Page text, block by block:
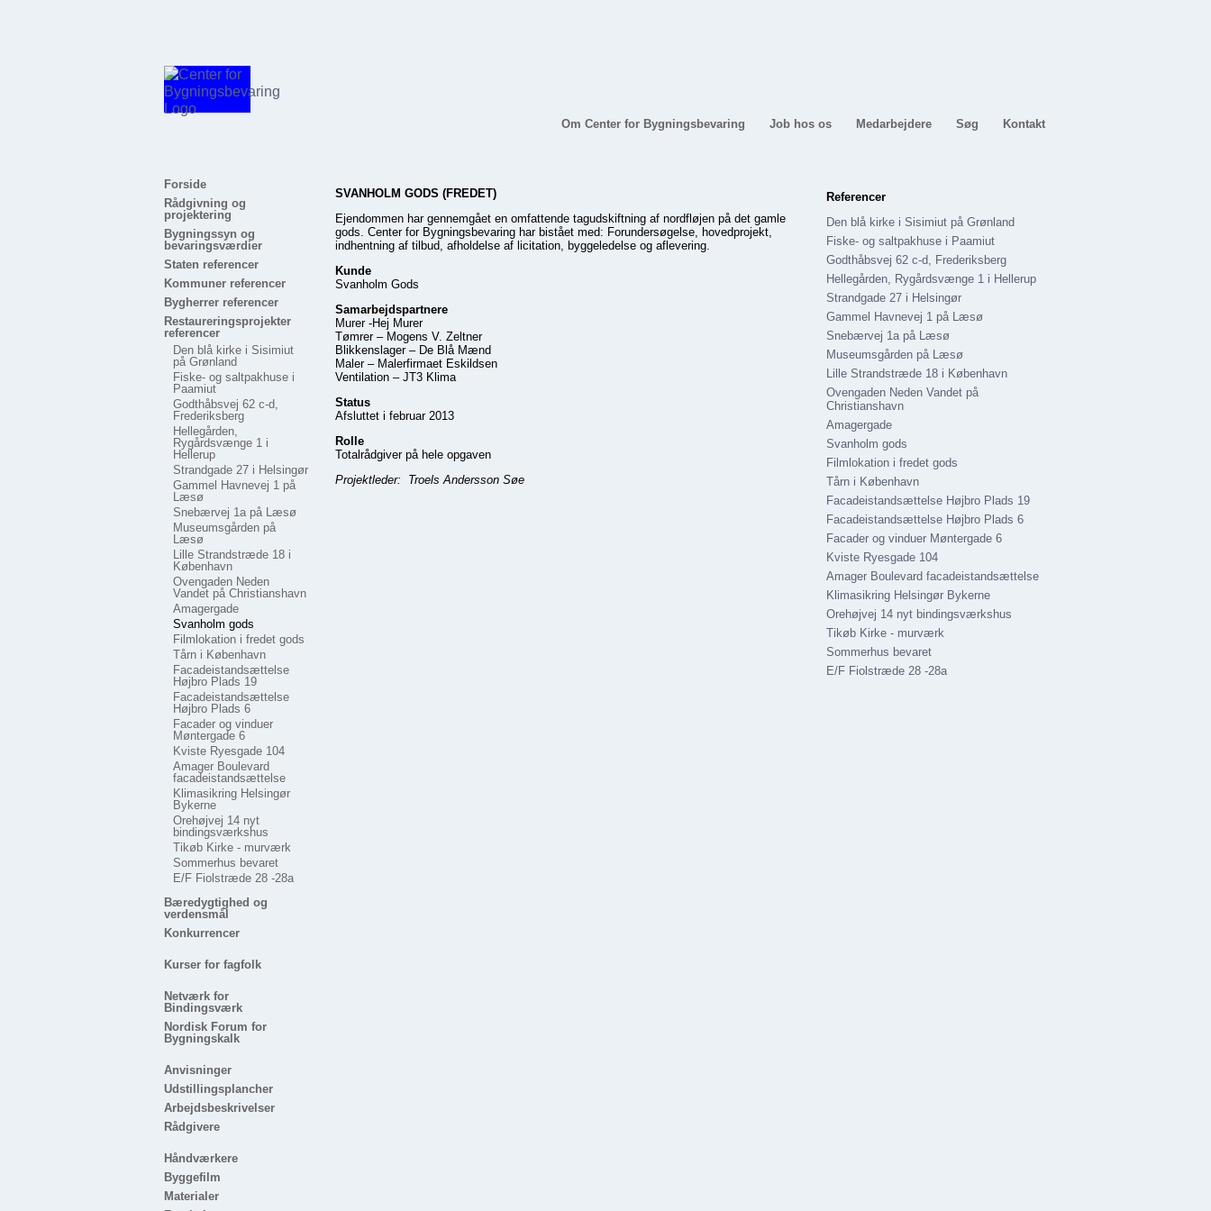
Om Center for Bygningsbevaring Job hos os Medarbejdere Søg Kontakt
SVANHOLM GODS (FREDET)
Ejendommen har gennemgået en omfattende tagudskiftning af nordfløjen på det gamle
gods. Center for Bygningsbevaring har bistået med: Forundersøgelse, hovedprojekt,
indhentning af tilbud, afholdelse af licitation, byggeledelse og aflevering.
Kunde
Svanholm Gods
Samarbejdspartnere
Murer -Hej Murer
Tømrer – Mogens V. Zeltner
Blikkenslager – De Blå Mænd
Maler – Malerfirmaet Eskildsen
Ventilation – JT3 Klima
Status
Afsluttet i februar 2013
Rolle
Totalrådgiver på hele opgaven
Projektleder: Troels Andersson Søe
Referencer
Den blå kirke i Sisimiut på Grønland
Fiske- og saltpakhuse i Paamiut
Godthåbsvej 62 c-d, Frederiksberg
Hellegården, Rygårdsvænge 1 i Hellerup
Strandgade 27 i Helsingør
Gammel Havnevej 1 på Læsø
Snebærvej 1a på Læsø
Museumsgården på Læsø
Lille Strandstræde 18 i København
Ovengaden Neden Vandet på
Christianshavn
Amagergade
Svanholm gods
Filmlokation i fredet gods
Tårn i København
Facadeistandsættelse Højbro Plads 19
Facadeistandsættelse Højbro Plads 6
Facader og vinduer Møntergade 6
Kviste Ryesgade 104
Amager Boulevard facadeistandsættelse
Klimasikring Helsingør Bykerne
Orehøjvej 14 nyt bindingsværkshus
Tikøb Kirke - murværk
Sommerhus bevaret
E/F Fiolstræde 28 -28a
Forside
Rådgivning og
projektering
Bygningssyn og
bevaringsværdier
Staten referencer
Kommuner referencer
Bygherrer referencer
Restaureringsprojekter
referencer
Den blå kirke i Sisimiut
på Grønland
Fiske- og saltpakhuse i
Paamiut
Godthåbsvej 62 c-d,
Frederiksberg
Hellegården,
Rygårdsvænge 1 i
Hellerup
Strandgade 27 i Helsingør
Gammel Havnevej 1 på
Læsø
Snebærvej 1a på Læsø
Museumsgården på
Læsø
Lille Strandstræde 18 i
København
Ovengaden Neden
Vandet på Christianshavn
Amagergade
Svanholm gods
Filmlokation i fredet gods
Tårn i København
Facadeistandsættelse
Højbro Plads 19
Facadeistandsættelse
Højbro Plads 6
Facader og vinduer
Møntergade 6
Kviste Ryesgade 104
Amager Boulevard
facadeistandsættelse
Klimasikring Helsingør
Bykerne
Orehøjvej 14 nyt
bindingsværkshus
Tikøb Kirke - murværk
Sommerhus bevaret
E/F Fiolstræde 28 -28a
Bæredygtighed og
verdensmål
Konkurrencer
Kurser for fagfolk
Netværk for
Bindingsværk
Nordisk Forum for
Bygningskalk
Anvisninger
Udstillingsplancher
Arbejdsbeskrivelser
Rådgivere
Håndværkere
Byggefilm
Materialer